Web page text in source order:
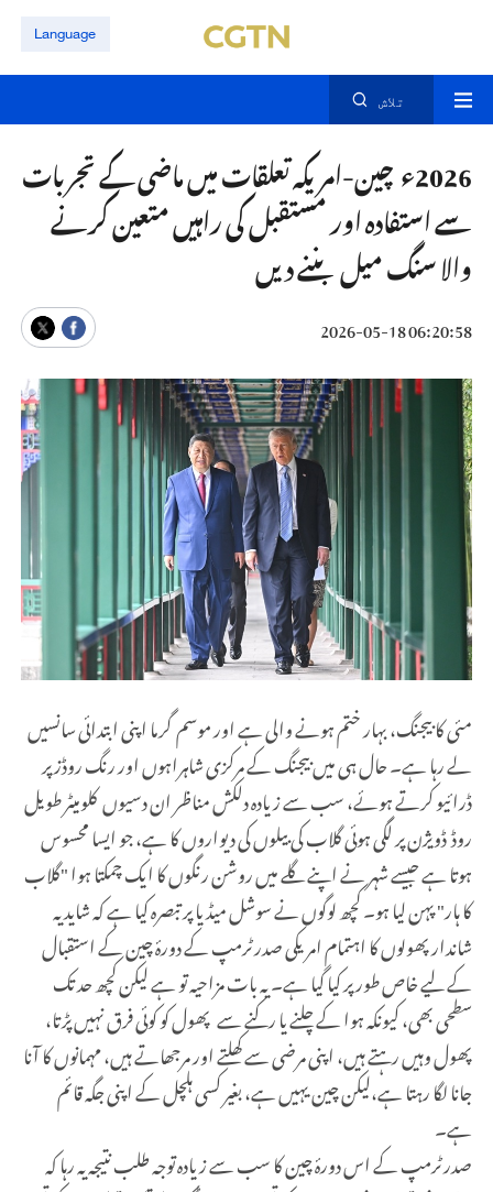
Language
تلاش
2026ء چین-امریکہ تعلقات میں ماضی کے تجربات
سے استفادہ اور مستقبل کی راہیں متعین کرنے
والا سنگ میل بننے دیں
06:20:58 2026-05-18
مئی کا بیجنگ، بہار ختم ہونے والی ہے اور موسم گرما اپنی ابتدائی سانسیں
لے رہا ہے۔ حال ہی میں بیجنگ کے مرکزی شاہراہوں اور رنگ روڈز پر
ڈرائیو کرتے ہوئے، سب سے زیادہ دلکش مناظر ان دسیوں کلومیٹر طویل
روڈ ڈویژن پر لگی ہوئی گلاب کی بیلوں کی دیواروں کا ہے، جو ایسا محسوس
ہوتا ہے جیسے شہر نے اپنے گلے میں روشن رنگوں کا ایک چمکتا ہوا "گلاب
کا ہار" پہن لیا ہو۔ کچھ لوگوں نے سوشل میڈیا پر تبصرہ کیا ہے کہ شاید یہ
شاندار پھولوں کا اہتمام امریکی صدر ٹرمپ کے دورۂ چین کے استقبال
کے لیے خاص طور پر کیا گیا ہے۔ یہ بات مزاحیہ تو ہے لیکن کچھ حد تک
سطحی بھی، کیونکہ ہوا کے چلنے یا رکنے سے پھول کو کوئی فرق نہیں پڑتا،
پھول وہیں رہتے ہیں، اپنی مرضی سے کھلتے اور مرجھاتے ہیں، مہمانوں کا آنا
جانا لگا رہتا ہے،لیکن چین یہیں ہے، بغیر کسی ہلچل کے اپنی جگہ قائم
ہے۔
صدر ٹرمپ کے اس دورۂ چین کا سب سے زیادہ توجہ طلب نتیجہ یہ رہا کہ